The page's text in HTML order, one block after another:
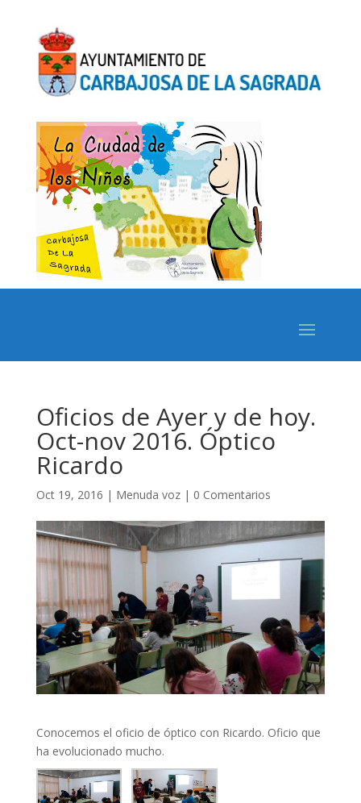
Oficios de Ayer y de hoy.
Oct-nov 2016. Óptico
Ricardo
Oct 19, 2016 | Menuda voz| 0 Comentarios
Conocemos el oficio de óptico con Ricardo. Oficio que
ha evolucionado mucho.